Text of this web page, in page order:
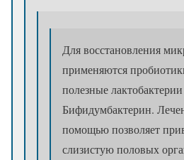
Для восстановления
применяются
полезные
Бифидумбактерин.
помощью позволяет
слизистую половых